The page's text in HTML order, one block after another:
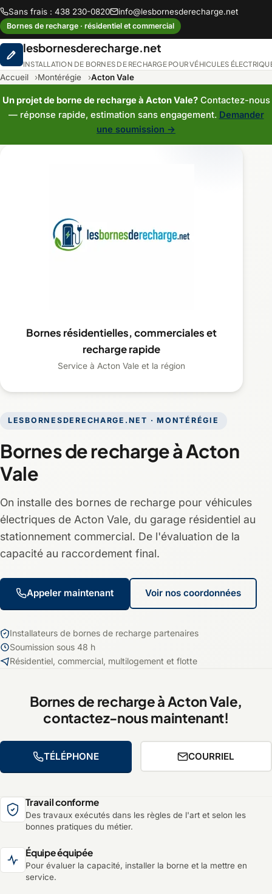
Sans frais : 438 230-0820 info@lesbornesderecharge.net
Bornes de recharge · résidentiel et commercial
lesbornesderecharge.net
INSTALLATION DE BORNES DE RECHARGE POUR VÉHICULES
Accueil Montérégie Acton Vale
Un projet de borne de recharge à Acton Vale?Contactez-nous
— réponse rapide, estimation sans engagement. Demander
une soumission →
LESBORNESDERECHARGE.NET · MONTÉRÉGIE
Bornes de recharge à Acton
Vale
On installe des bornes de recharge pour véhicules
électriques de Acton Vale, du garage résidentiel au
stationnement commercial. De l'évaluation de la
capacité au raccordement final.
Appeler maintenant Voir nos coordonnées
Installateurs de bornes de recharge partenaires
Soumission sous 48 h
Résidentiel, commercial, multilogement et flotte
Bornes résidentielles, commerciales et
recharge rapide
Service à Acton Vale et la région
Bornes de recharge à Acton Vale,
contactez-nous maintenant!
TÉLÉPHONE COURRIEL
Travail conforme
Des travaux exécutés dans les règles de l'art et selon les
bonnes pratiques du métier.
Équipe équipée
Pour évaluer la capacité, installer la borne et la mettre en
service.